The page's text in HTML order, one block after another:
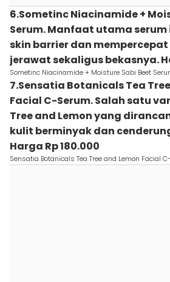
6.Sometinc Niacinamide +
Serum. Manfaat utama
skin barrier dan
jerawat sekaligus bekasnya.
Sometinc Niacinamide + Moisture Sabi Beet
7.Sensatia Botanicals Tea
Facial C-Serum. Salah satu
Tree and Lemon yang
kulit berminyak dan
Harga Rp 180.000
Sensatia Botanicals Tea Tree and Lemon Facial